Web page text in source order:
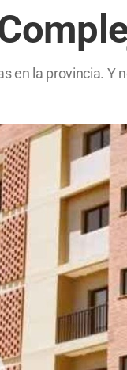
la provincia. Y